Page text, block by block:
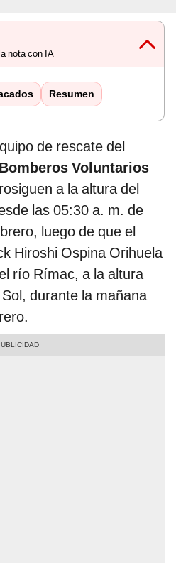
nota con IA
Resumen
de rescate del
Voluntarios
a la altura del
las 05:30 a. m. de
luego de que el
Hiroshi Ospina Orihuela
río Rímac, a la altura
durante la mañana